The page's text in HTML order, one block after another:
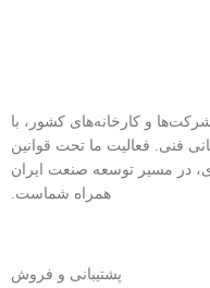
و کارخانه‌های کشور، با
فنی. فعالیت ما تحت قوانین
در مسیر توسعه صنعت ایران
همراه شماست.
پشتیبانی و فروش